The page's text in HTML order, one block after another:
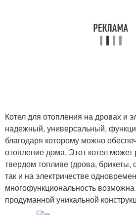
Котел для отопления на дровах и
надежный, универсальный,
благодаря которому можно
отопление дома. Этот котел может
твердом топливе (дрова, брикеты,
так и на электричестве
многофункциональность
продуманной уникальной